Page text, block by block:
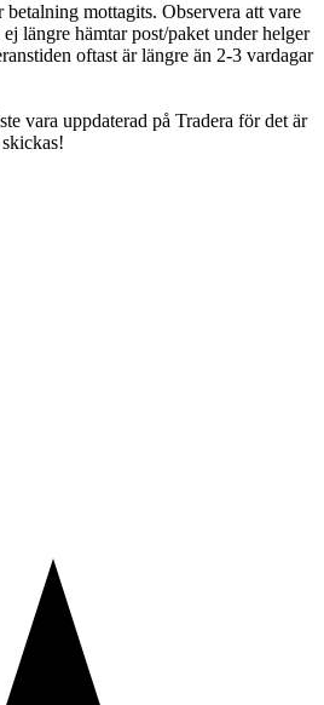
betalning mottagits. Observera att vare
längre hämtar post/paket under helger
oftast är längre än 2-3 vardagar
vara uppdaterad på Tradera för det är